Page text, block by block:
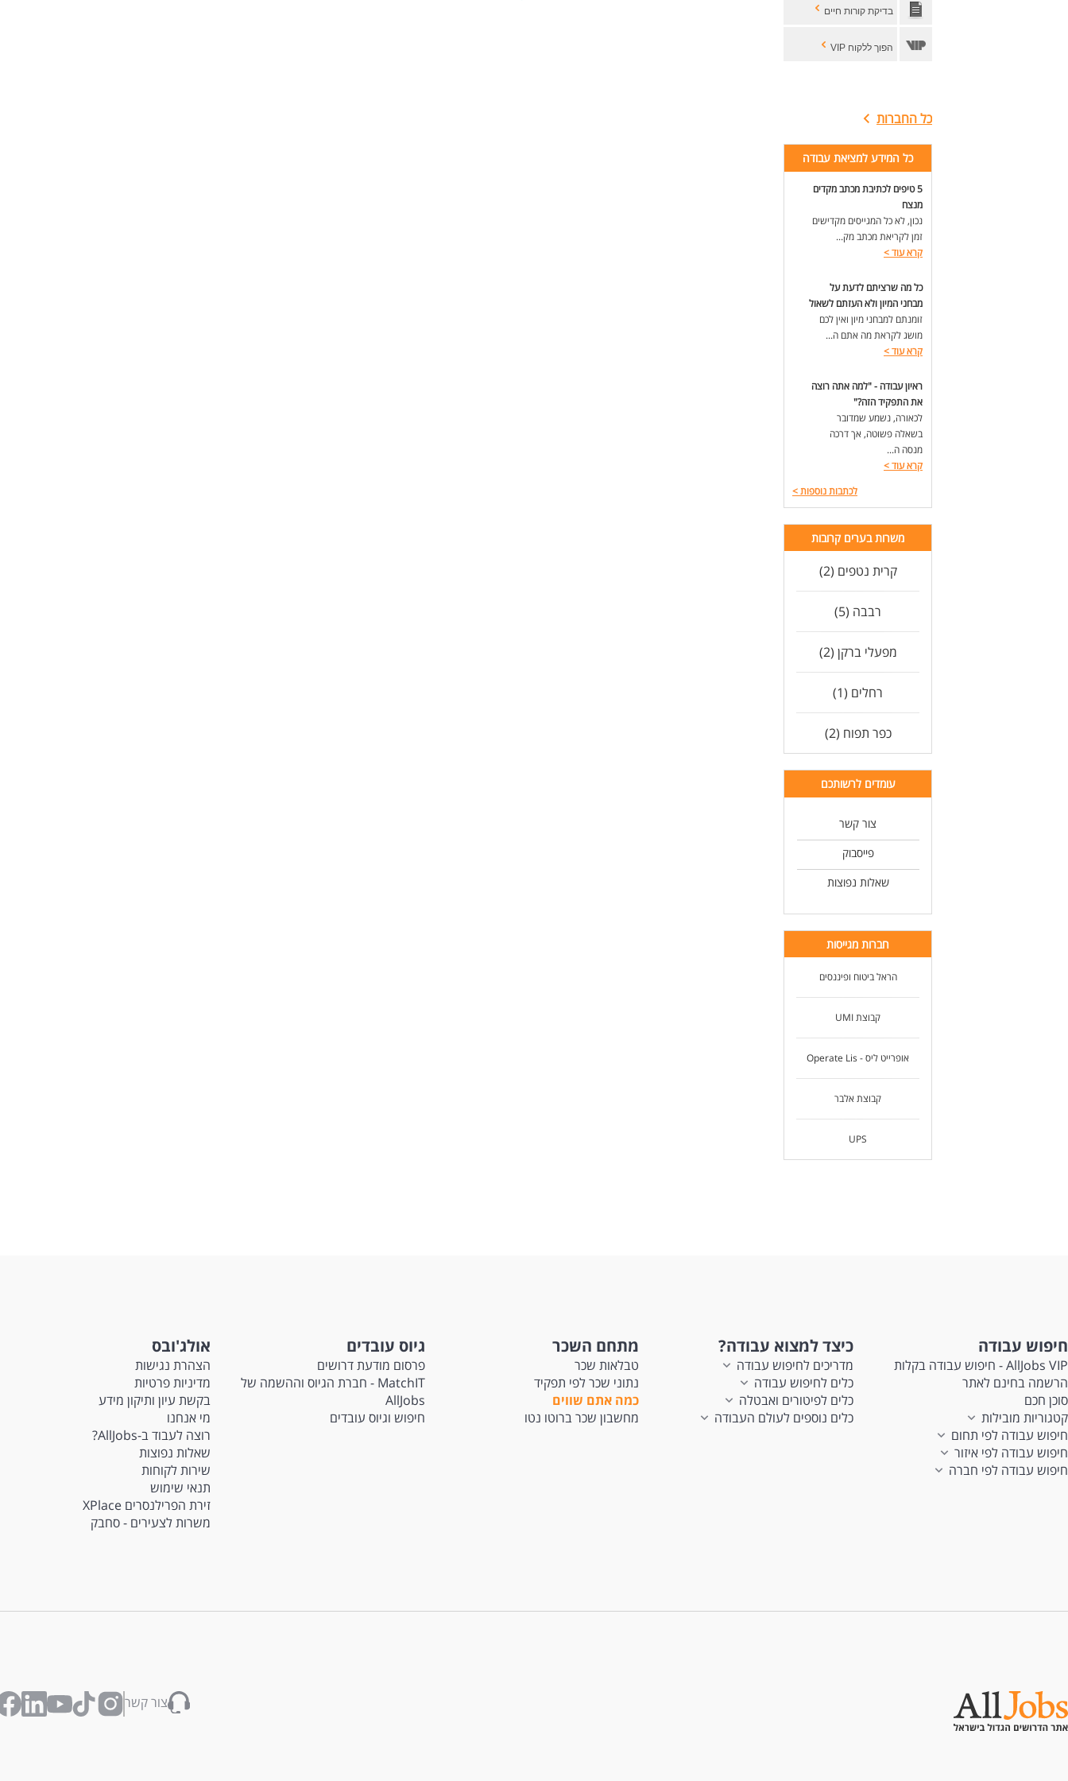
בדיקת קורות חיים
הפוך ללקוח VIP
כל החברות
כל המידע למציאת עבודה
5 טיפים לכתיבת מכתב מקדים
מנצח
נכון, לא כל המגייסים מקדישים
זמן לקריאת מכתב מק...
קרא עוד>
כל מה שרציתם לדעת על
מבחני המיון ולא העזתם לשאול
זומנתם למבחני מיון ואין לכם
מושג לקראת מה אתם ה...
קרא עוד>
ראיון עבודה - "למה אתה רוצה
את התפקיד הזה?"
לכאורה, נשמע שמדובר
בשאלה פשוטה, אך דרכה
מנסה ה...
קרא עוד>
לכתבות נוספות>
משרות בערים קרובות
קרית נטפים (2)
רבבה (5)
מפעלי ברקן (2)
רחלים (1)
כפר תפוח (2)
עומדים לרשותכם
צור קשר
פייסבוק
שאלות נפוצות
חברות מגייסות
הראל ביטוח ופיננסים
קבוצת UMI
אופרייט ליס - Operate Lis
קבוצת אלבר
UPS
חיפוש עבודה
AllJobs VIP - חיפוש עבודה בקלות
הרשמה בחינם לאתר
סוכן חכם
קטגוריות מובילות
חיפוש עבודה לפי תחום
חיפוש עבודה לפי איזור
חיפוש עבודה לפי חברה
כיצד למצוא עבודה?
מדריכים לחיפוש עבודה
כלים לחיפוש עבודה
כלים לפיטורים ואבטלה
כלים נוספים לעולם העבודה
מתחם השכר
טבלאות שכר
נתוני שכר לפי תפקיד
כמה אתם שווים
מחשבון שכר ברוטו נטו
גיוס עובדים
פרסום מודעת דרושים
MatchIT - חברת הגיוס וההשמה של
AllJobs
חיפוש וגיוס עובדים
אולג'ובס
הצהרת נגישות
מדיניות פרטיות
בקשת עיון ותיקון מידע
מי אנחנו
רוצה לעבוד ב-AllJobs?
שאלות נפוצות
שירות לקוחות
תנאי שימוש
זירת הפרילנסרים XPlace
משרות לצעירים - סחבק
צור קשר